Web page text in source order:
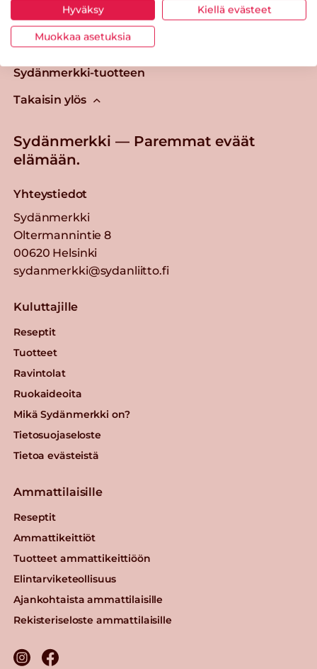
Sydänmerkki-tuotteen
Takaisin ylös
Sydänmerkki — Paremmat eväät
elämään.
Yhteystiedot
Sydänmerkki
Oltermannintie 8
00620 Helsinki
sydanmerkki@sydanliitto.fi
Kuluttajille
Reseptit
Tuotteet
Ravintolat
Ruokaideoita
Mikä Sydänmerkki on?
Tietosuojaseloste
Tietoa evästeistä
Ammattilaisille
Reseptit
Ammattikeittiöt
Tuotteet ammattikeittiöön
Elintarviketeollisuus
Ajankohtaista ammattilaisille
Rekisteriseloste ammattilaisille
Hyväksy Kiellä evästeet
Muokkaa asetuksia